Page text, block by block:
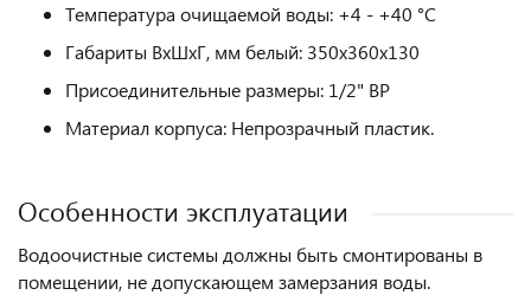
Температура очищаемой воды: +4 - +40 °C
Габариты ВхШхГ, мм белый: 350х360х130
Присоединительные размеры: 1/2" ВР
Материал корпуса: Непрозрачный пластик.
Особенности эксплуатации
Водоочистные системы должны быть смонтированы в
помещении, не допускающем замерзания воды.